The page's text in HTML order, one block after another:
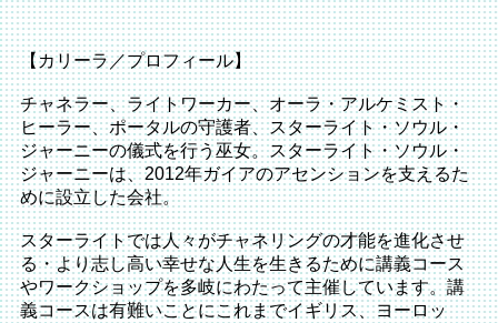
【カリーラ／プロフィール】
チャネラー、ライトワーカー、オーラ・アルケミスト・
ヒーラー、ポータルの守護者、スターライト・ソウル・
ジャーニーの儀式を行う巫女。スターライト・ソウル・
ジャーニーは、2012年ガイアのアセンションを支えるた
めに設立した会社。
スターライトでは人々がチャネリングの才能を進化させ
る・より志し高い幸せな人生を生きるために講義コース
やワークショップを多岐にわたって主催しています。講
義コースは有難いことにこれまでイギリス、ヨーロッ